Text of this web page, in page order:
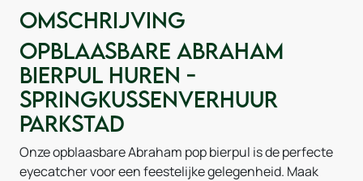
Omschrijving
Opblaasbare Abraham
bierpul huren -
Springkussenverhuur
Parkstad
Onze opblaasbare Abraham pop bierpul is de perfecte
eyecatcher voor een feestelijke gelegenheid. Maak